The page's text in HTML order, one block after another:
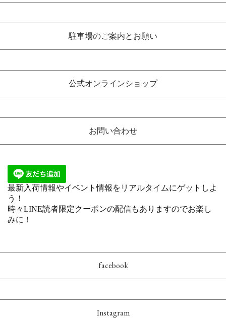
駐車場のご案内とお願い
公式オンラインショップ
お問い合わせ
facebook
Instagram